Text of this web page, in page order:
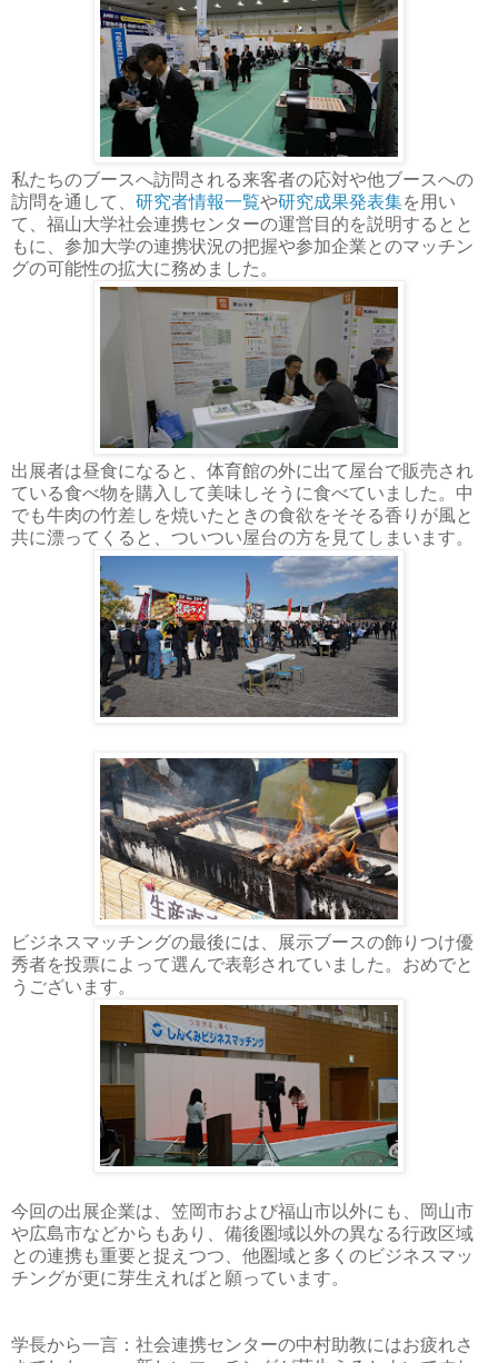
私たちのブースへ訪問される来客者の応対や他ブースへの
訪問を通して、 研究者情報一覧や研究成果発表集を用い
て、福山大学社会連携センターの運営目的を説明するとと
もに、参加大学の連携状況の把握や参加企業とのマッチン
グの可能性の拡大に務めました。
出展者は昼食になると、体育館の外に出て屋台で販売され
ている食べ物を購入して美味しそうに食べていました。中
でも牛肉の竹差しを焼いたときの食欲をそそる香りが風と
共に漂ってくると、ついつい屋台の方を見てしまいます。
ビジネスマッチングの最後には、展示ブースの飾りつけ優
秀者を投票によって選んで表彰されていました。おめでと
うございます。
今回の出展企業は、笠岡市および福山市以外にも、岡山市
や広島市などからもあり、備後圏域以外の異なる行政区域
との連携も重要と捉えつつ、他圏域と多くのビジネスマッ
チングが更に芽生えればと願っています。
学長から一言：社会連携センターの中村助教にはお疲れさ